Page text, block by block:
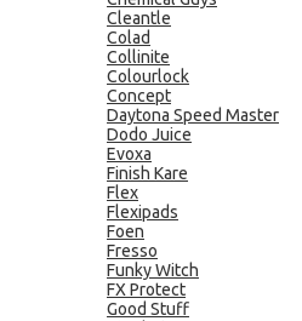
Cleantle
Colad
Collinite
Colourlock
Concept
Daytona Speed Master
Dodo Juice
Evoxa
Finish Kare
Flex
Flexipads
Foen
Fresso
Funky Witch
FX Protect
Good Stuff